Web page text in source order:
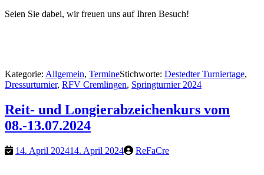
Seien Sie dabei, wir freuen uns auf Ihren Besuch!
Kategorie: Allgemein, TermineStichworte: Destedter Turniertage,
Dressurturnier, RFV Cremlingen, Springturnier 2024
Reit- und Longierabzeichenkurs vom
08.-13.07.2024
14. April 202414. April 2024 ReFaCre